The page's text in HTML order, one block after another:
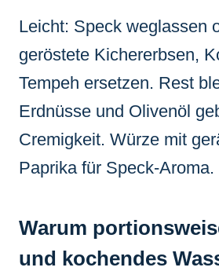
Leicht: Speck weglassen
geröstete Kichererbsen,
Tempeh ersetzen. Rest
Erdnüsse und Olivenöl
Cremigkeit. Würze mit
Paprika für Speck-Aroma.
Warum
und kochendes